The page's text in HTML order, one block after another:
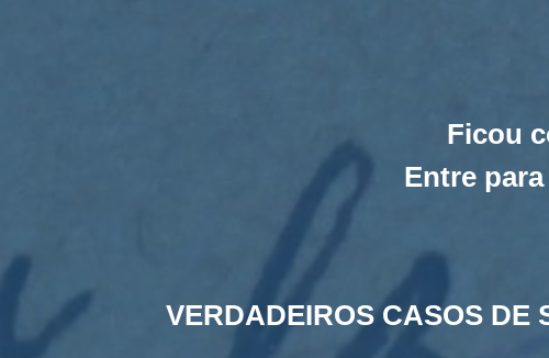
Ficou
Entre
VERDADEIROS CASOS DE